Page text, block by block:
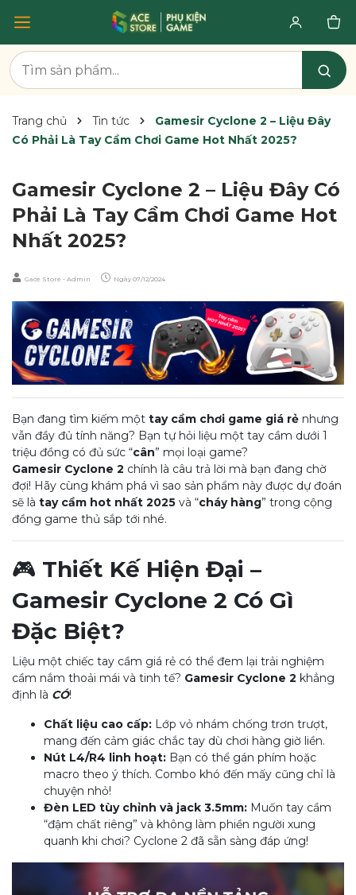
Trang chủ Tin tức
Gamesir Cyclone 2 – Liệu Đây
Có Phải Là Tay Cầm Chơi Game Hot Nhất 2025?
Gamesir Cyclone 2 – Liệu Đây Có
Phải Là Tay Cầm Chơi Game Hot
Nhất 2025?
Gace Store - Admin Ngày 07/12/2024
Bạn đang tìm kiếm một tay cầm chơi game giá rẻ nhưng
vẫn đầy đủ tính năng? Bạn tự hỏi liệu một tay cầm dưới 1
triệu đồng có đủ sức “cân” mọi loại game?
Gamesir Cyclone 2 chính là câu trả lời mà bạn đang chờ
đợi! Hãy cùng khám phá vì sao sản phẩm này được dự đoán
sẽ là tay cầm hot nhất 2025 và “cháy hàng” trong cộng
đồng game thủ sắp tới nhé.
🎮 Thiết Kế Hiện Đại –
Gamesir Cyclone 2 Có Gì
Đặc Biệt?
Liệu một chiếc tay cầm giá rẻ có thể đem lại trải nghiệm
cầm nắm thoải mái và tinh tế? Gamesir Cyclone 2 khẳng
định là CÓ!
Chất liệu cao cấp: Lớp vỏ nhám chống trơn trượt,
mang đến cảm giác chắc tay dù chơi hàng giờ liền.
Nút L4/R4 linh hoạt: Bạn có thể gán phím hoặc
macro theo ý thích. Combo khó đến mấy cũng chỉ là
chuyện nhỏ!
Đèn LED tùy chỉnh và jack 3.5mm: Muốn tay cầm
“đậm chất riêng” và không làm phiền người xung
quanh khi chơi? Cyclone 2 đã sẵn sàng đáp ứng!